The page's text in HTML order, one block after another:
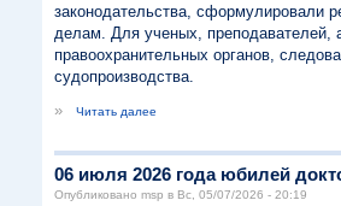
законодательства, сформулировали
делам. Для ученых, преподавателей,
правоохранительных органов,
судопроизводства.
»
Читать далее
06 июля 2026 года юбилей
Опубликовано msp в Вс, 05/07/2026 - 20:19